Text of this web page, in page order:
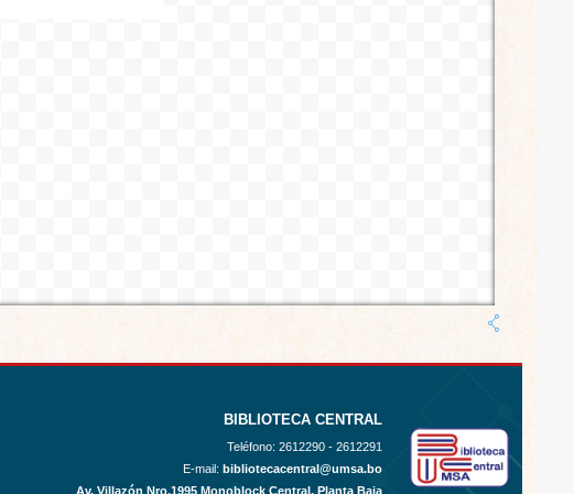
BIBLIOTECA CENTRAL
Teléfono: 2612290 - 2612291
E-mail: bibliotecacentral@umsa.bo
Av. Villazón Nro.1995 Monoblock Central, Planta Baja